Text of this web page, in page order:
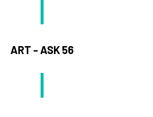
ART - ASK 56